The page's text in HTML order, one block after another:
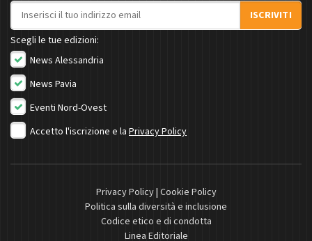
Indirizzo email
ISCRIVITI
Scegli le tue edizioni:
News Alessandria
News Pavia
Eventi Nord-Ovest
Accetto l'iscrizione e la Privacy Policy
Privacy Policy| Cookie Policy
Politica sulla diversità e inclusione
Codice etico e di condotta
Linea Editoriale